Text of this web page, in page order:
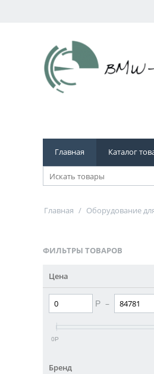
Главная Каталог
Главная / Оборудование
ФИЛЬТРЫ ТОВАРОВ
Цена
Р –
0Р
Бренд